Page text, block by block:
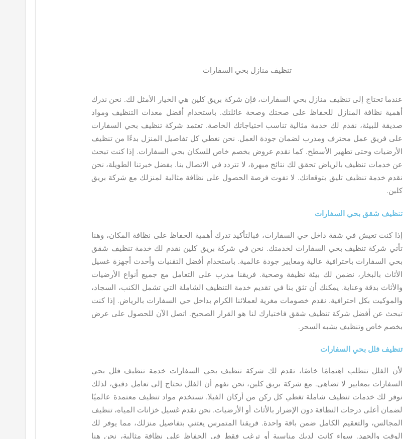
تنظيف منازل بحي السفارات
عندما تحتاج إلى تنظيف منازل بحي السفارات، فإن شركة بريق كلين هي الخيار الأمثل لك. نحن ندرك
أهمية نظافة المنازل للحفاظ على صحتك وصحة عائلتك. باستخدام أفضل معدات التنظيف ومواد
صديقة للبيئة، نقدم لك خدمة مثالية تناسب احتياجاتك الخاصة. تعتمد شركة تنظيف بحي السفارات
على فريق عمل محترف ومدرب لضمان جودة العمل. نحن نغطي كل تفاصيل المنزل بدءًا من تنظيف
الأرضيات وحتى تطهير الأسطح. كما نقدم عروض بخصم خاص للسكان بحي السفارات. إذا كنت تبحث
عن خدمات تنظيف بالرياض تحقق لك نتائج مبهرة، لا تتردد في الاتصال بنا. بفضل خبرتنا الطويلة، نحن
نقدم خدمة تنظيف تليق بتوقعاتك. لا تفوت فرصة الحصول على نظافة مثالية لمنزلك مع شركة بريق
كلين.
تنظيف شقق بحي السفارات
إذا كنت تعيش في شقة داخل حي السفارات، فبالتأكيد تدرك أهمية الحفاظ على نظافة المكان، وهنا
تأتي شركة تنظيف بحي السفارات لخدمتك. نحن في شركة بريق كلين نقدم لك خدمة تنظيف شقق
بحي السفارات باحترافية عالية ومعايير جودة عالمية. باستخدام أفضل التقنيات وأحدث أجهزة غسيل
الأثاث بالبخار، نضمن لك بيئة نظيفة وصحية. فريقنا مدرب على التعامل مع جميع أنواع الأرضيات
والأثاث بدقة وعناية. يمكنك أن تثق بنا في تقديم خدمة التنظيف الشاملة التي تشمل الكنب، السجاد،
والموكيت بكل احترافية. نقدم خصومات مغرية لعملائنا الكرام بداخل حي السفارات بالرياض. إذا كنت
تبحث عن أفضل شركة تنظيف شقق فاختيارك لنا هو القرار الصحيح. اتصل الآن للحصول على عرض
بخصم خاص وتنظيف يشبه السحر.
تنظيف فلل بحي السفارات
لأن الفلل تتطلب اهتمامًا خاصًا، تقدم لك شركة تنظيف بحي السفارات خدمة تنظيف فلل بحي
السفارات بمعايير لا تضاهى. مع شركة بريق كلين، نحن نفهم أن الفلل تحتاج إلى تعامل دقيق، لذلك
نوفر لك خدمات تنظيف شاملة تغطي كل ركن من أركان الفيلا. نستخدم مواد تنظيف معتمدة عالميًا
لضمان أعلى درجات النظافة دون الإضرار بالأثاث أو الأرضيات. نحن نقدم غسيل خزانات المياه، تنظيف
المجالس، والتعقيم الكامل ضمن باقة واحدة. فريقنا المتمرس يعتني بتفاصيل منزلك، مما يوفر لك
الوقت والجهد. سواء كانت لديك مناسبة أو ترغب فقط في الحفاظ على نظافة مثالية، نحن هنا